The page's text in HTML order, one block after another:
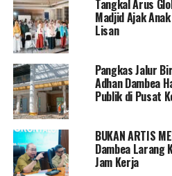
Lamahu dan KKIG ini, begitu
undangan Warga Lamahu,
undangan Warga KKIG dengan
besar warga Lamahu, untuk
undangan KKIG.
Dengan demikian, terciptalah
Lamahu dengan warga KKIG
kekeluargaan dari tangan
satu niat dan kalimat Ia
Mohutato”.
Tangkal Arus
Madjid Ajak
Lisan
Pangkas Jalur
Adhan Dambea
Publik di Pusat
BUKAN ARTIS
Dambea Larang
Jam Kerja